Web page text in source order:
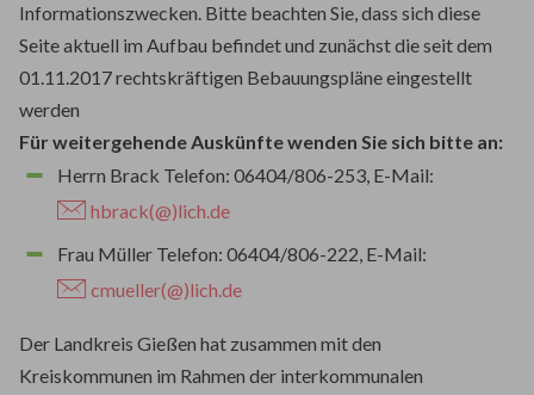
Informationszwecken. Bitte beachten Sie, dass sich diese
Seite aktuell im Aufbau befindet und zunächst die seit dem
01.11.2017 rechtskräftigen Bebauungspläne eingestellt
werden
Für weitergehende Auskünfte wenden Sie sich bitte an:
Herrn Brack Telefon: 06404/806-253, E-Mail:
hbrack(@)lich.de
Frau Müller Telefon: 06404/806-222, E-Mail:
cmueller(@)lich.de
Der Landkreis Gießen hat zusammen mit den
Kreiskommunen im Rahmen der interkommunalen